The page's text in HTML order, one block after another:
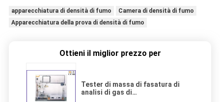
apparecchiatura di densità di fumo
Camera di densità di fumo
Apparecchiatura della prova di densità di fumo
Ottieni il miglior prezzo per
Tester di massa di fasatura di
analisi di gas di